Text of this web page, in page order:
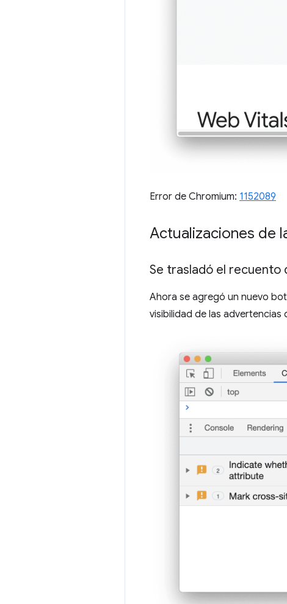
Error de Chromium: 1152089
Actualizaciones de
Se trasladó el recuento
Ahora se agregó un nuevo
visibilidad de las advertencias